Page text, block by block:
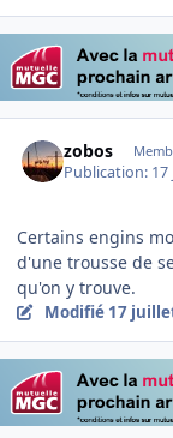
zobos
Publication: 17
Certains engins
d'une trousse de
qu'on y trouve.
Modifié 17